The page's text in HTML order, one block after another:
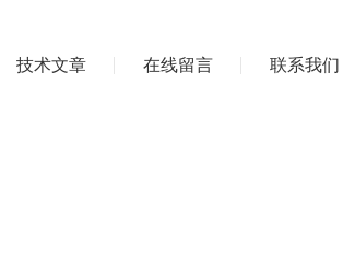
技术文章 在线留言 联系我们